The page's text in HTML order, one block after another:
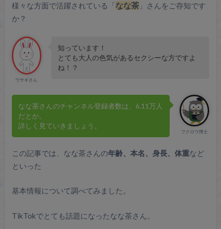
様々な方面で活躍されている「なな茶」さんをご存知です
か？
ウサギさん
知っています！
とても大人の色気があるセクシーな方ですよ
ね！？
フクロウ博士
なな茶さんのチャンネル登録者数は、6.11万人
だとか。
詳しく見ていきましょう。
この記事では、なな茶さんの年齢、本名、身長、体重など
といった
基本情報について調べてみました。
TikTokでとても話題になったなな茶さん。